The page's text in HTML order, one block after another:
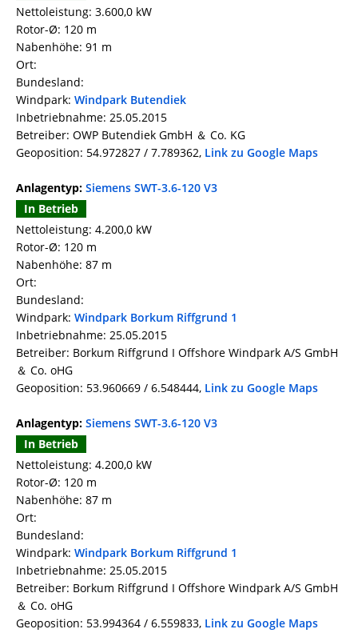
Nettoleistung: 3.600,0 kW
Rotor-Ø: 120 m
Nabenhöhe: 91 m
Ort:
Bundesland:
Windpark: Windpark Butendiek
Inbetriebnahme: 25.05.2015
Betreiber: OWP Butendiek GmbH ＆ Co. KG
Geoposition: 54.972827 / 7.789362, Link zu Google Maps
Anlagentyp: Siemens SWT-3.6-120 V3
In Betrieb
Nettoleistung: 4.200,0 kW
Rotor-Ø: 120 m
Nabenhöhe: 87 m
Ort:
Bundesland:
Windpark: Windpark Borkum Riffgrund 1
Inbetriebnahme: 25.05.2015
Betreiber: Borkum Riffgrund I Offshore Windpark A/S GmbH
＆ Co. oHG
Geoposition: 53.960669 / 6.548444, Link zu Google Maps
Anlagentyp: Siemens SWT-3.6-120 V3
In Betrieb
Nettoleistung: 4.200,0 kW
Rotor-Ø: 120 m
Nabenhöhe: 87 m
Ort:
Bundesland:
Windpark: Windpark Borkum Riffgrund 1
Inbetriebnahme: 25.05.2015
Betreiber: Borkum Riffgrund I Offshore Windpark A/S GmbH
＆ Co. oHG
Geoposition: 53.994364 / 6.559833, Link zu Google Maps